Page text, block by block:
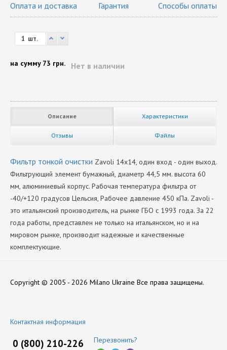
Оплата и доставка
Гарантия Способы оплаты
шт.
Нет в наличии
на сумму 73 грн.
Описание Характеристики
Отзывы Файлы
Фильтр тонкой очистки Zavoli 14х14, один вход - один выход.
Фильтрующий элемент бумажный, диаметр 44,5 мм. высота 60
мм, алюминиевый корпус. Рабочая температура фильтра от
-40/+120 градусов Цельсия, Рабочее давление 450 кПа. Zavoli -
это итальянский производитель, на рынке ГБО с 1993 года. За 22
года работы, представлен не только на итальянском, но и на
мировом рынке, производит надежные и качественные
комплектующие.
Copyright © 2005 - 2026 Milano Ukraine Все права защищены.
Контактная информация
0 (800) 210-226 Перезвонить?